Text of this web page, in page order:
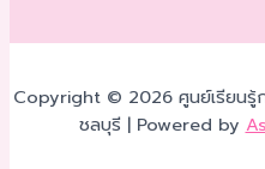
Copyright © 2026 ศูนย์เรียนรู้
ชลบุรี | Powered by